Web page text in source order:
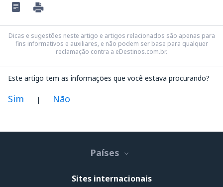
Dicas e sugestões neste artigo e artigos relacionados são apenas para
fins informativos e auxiliares, e não podem ser base para qualquer
reclamação contra a eDestinos.com.br.
Este artigo tem as informações que você estava procurando?
Sim | Não
Contém informação incorreta
Países
Sites internacionais